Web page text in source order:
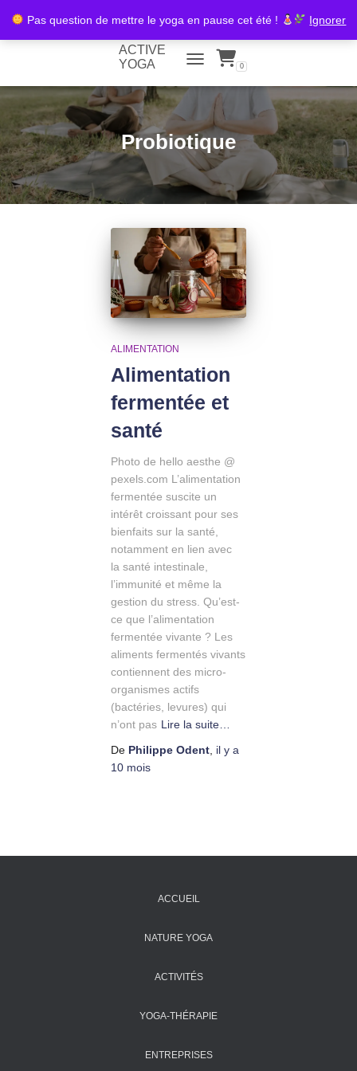
Pas question de mettre le yoga en pause cet été ! Ignorer
ACTIVE
YOGA
TOGGLE NAVIGATION
0
Probiotique
ALIMENTATION
Alimentation
fermentée et
santé
Photo de hello aesthe @
pexels.com L’alimentation
fermentée suscite un
intérêt croissant pour ses
bienfaits sur la santé,
notamment en lien avec
la santé intestinale,
l’immunité et même la
gestion du stress. Qu’est-
ce que l’alimentation
fermentée vivante ? Les
aliments fermentés vivants
contiennent des micro-
organismes actifs
(bactéries, levures) qui
n’ont pas Lire la suite…
De Philippe Odent, il y a
10 mois
ACCUEIL
NATURE YOGA
ACTIVITÉS
YOGA-THÉRAPIE
ENTREPRISES